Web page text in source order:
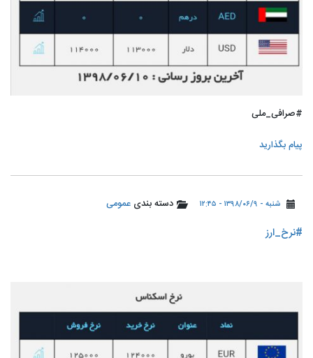
#صرافی_ملی
پیام بگذارید
شنبه - ۱۳۹۸/۰۶/۹ - ۱۲:۴۵ دسته بندی عمومی
#نرخ_ارز